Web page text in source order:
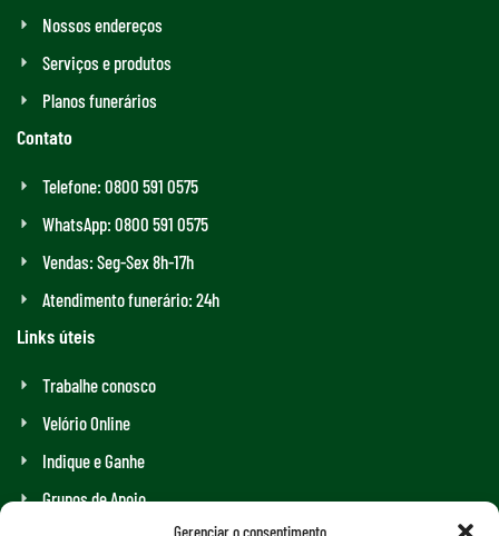
Gerenciar o consentimento
Nossos endereços
Serviços e produtos
Planos funerários
Contato
Telefone: 0800 591 0575
WhatsApp: 0800 591 0575
Vendas: Seg-Sex 8h-17h
Atendimento funerário: 24h
Links úteis
Trabalhe conosco
Velório Online
Indique e Ganhe
Grupos de Apoio